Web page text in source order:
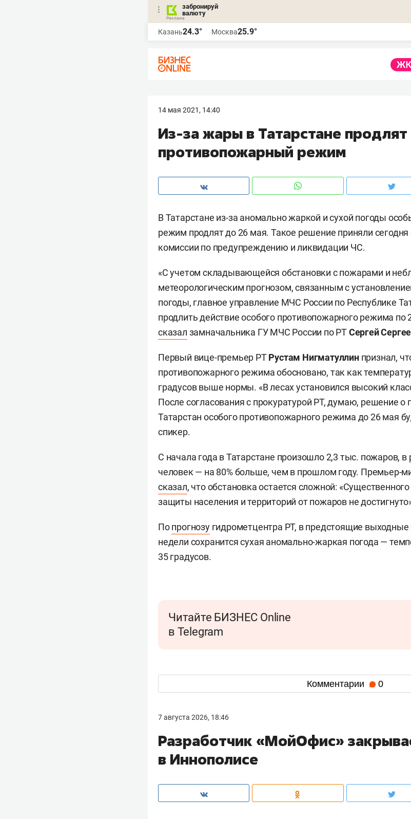
забронируй
валюту
Казань24.3° Москва25.9°
14 мая 2021, 14:40
Из-за жары в Татарстане
противопожарный режим
В Татарстане из-за аномально жаркой и сухой погоды
режим продлят до 26 мая. Такое решение приняли
комиссии по предупреждению и ликвидации ЧС.
«С учетом складывающейся обстановки с пожарами и
метеорологическим прогнозом, связанным с
погоды, главное управление МЧС России по Республике
продлить действие особого противопожарного режима по
сказал замначальника ГУ МЧС России по РТСергей
Первый вице-премьер РТРустам Нигматуллинпризнал,
противопожарного режима обосновано, так как
градусов выше нормы. «В лесах установился высокий
После согласования с прокуратурой РТ, думаю, решение о
Татарстан особого противопожарного режима до 26 мая
спикер.
С начала года в Татарстане произошло 2,3 тыс. пожаров, в
человек — на 80% больше, чем в прошлом году. Премьер-
сказал, что обстановка остается сложной:
защиты населения и территорий от пожаров не
Попрогнозугидрометцентра РТ, в предстоящие
недели сохранится сухая аномально-жаркая погода —
35 градусов.
Читайте БИЗНЕС Online
в Telegram
Комментарии 0
7 августа 2026, 18:46
Разработчик «МойОфис»
в Иннополисе